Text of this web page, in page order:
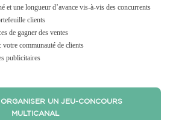
et une longueur d’avance vis-à-vis des concurrents
clients
de gagner des ventes
communauté de clients
publicitaires
UN JEU-CONCOURS
MULTICANAL